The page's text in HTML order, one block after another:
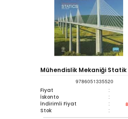
Mühendislik Mekaniği Statik
Engineering Mechanics
9786051335520
Fiyat :
İskonto :
İndirimli Fiyat :
Stok :